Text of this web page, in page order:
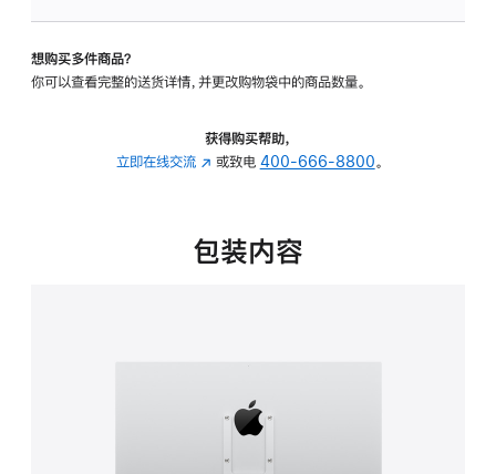
转
的
想购买多件商品？
你可以查看完整的送货详情，并更改购物袋中的商品数量。
获得购买帮助，
立即在线交流 (在
中
或致电 400-666-8800。
包装内容